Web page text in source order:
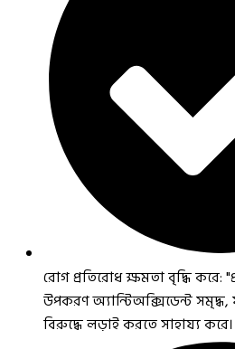
রোগ প্রতিরোধ ক্ষমতা বৃদ্ধি করে:
উপকরণ অ্যান্টিঅক্সিডেন্ট সমৃদ্ধ,
বিরুদ্ধে লড়াই করতে সাহায্য করে।